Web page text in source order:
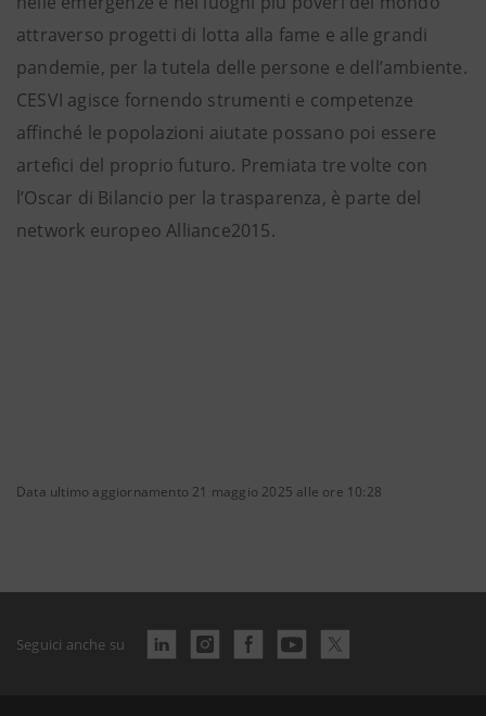
attraverso progetti di lotta alla fame e alle grandi
pandemie, per la tutela delle persone e dell’ambiente.
CESVI agisce fornendo strumenti e competenze
affinché le popolazioni aiutate possano poi essere
artefici del proprio futuro. Premiata tre volte con
l’Oscar di Bilancio per la trasparenza, è parte del
network europeo Alliance2015.
Data ultimo aggiornamento 21 maggio 2025 alle ore 10:28
Seguici anche su